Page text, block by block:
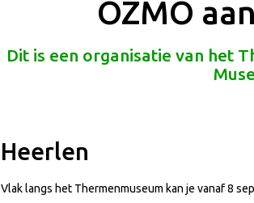
OZMO
Dit is een organisatie van het
Heerlen
Vlak langs het Thermenmuseum kan je vanaf 8